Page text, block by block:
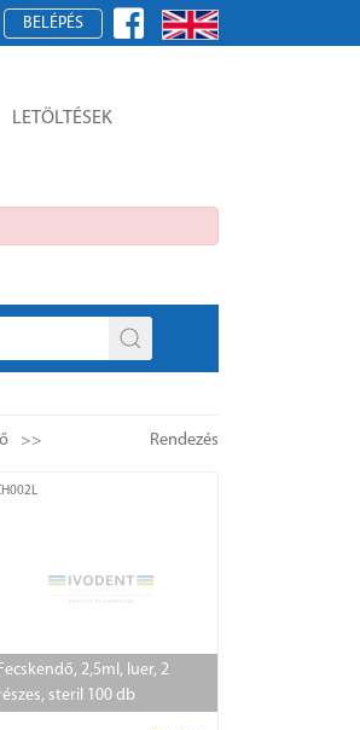
BELÉPÉS
LETÖLTÉSEK
>> Rendezés
2,5ml, luer, 2
steril 100 db